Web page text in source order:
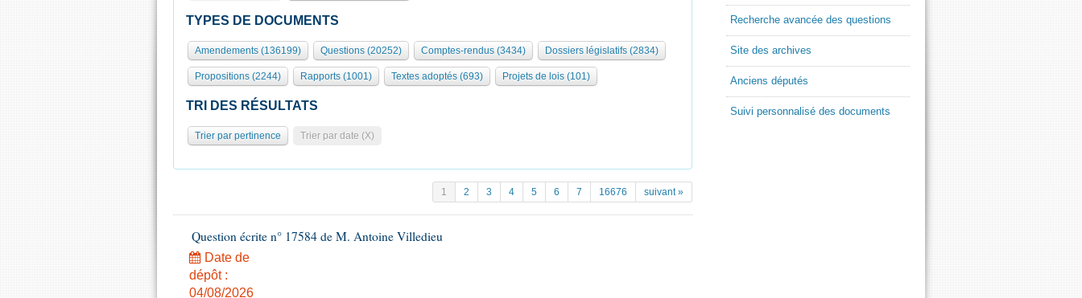
TYPES DE DOCUMENTS
Amendements (136199) Questions (20252) Comptes-rendus (3434) Dossiers législatifs (2834)
Propositions (2244) Rapports (1001) Textes adoptés (693) Projets de lois (101)
TRI DES RÉSULTATS
Trier par pertinence Trier par date (X)
1 2 3 4 5 6 7 16676 suivant »
Question écrite n° 17584 de M. Antoine Villedieu
Date de
dépôt :
04/08/2026
Recherche avancée des questions
Site des archives
Anciens députés
Suivi personnalisé des documents